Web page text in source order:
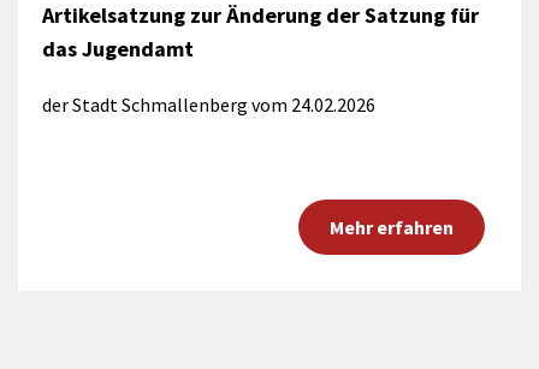
Artikelsatzung zur Änderung der Satzung für
das Jugendamt
der Stadt Schmallenberg vom 24.02.2026
Mehr erfahren